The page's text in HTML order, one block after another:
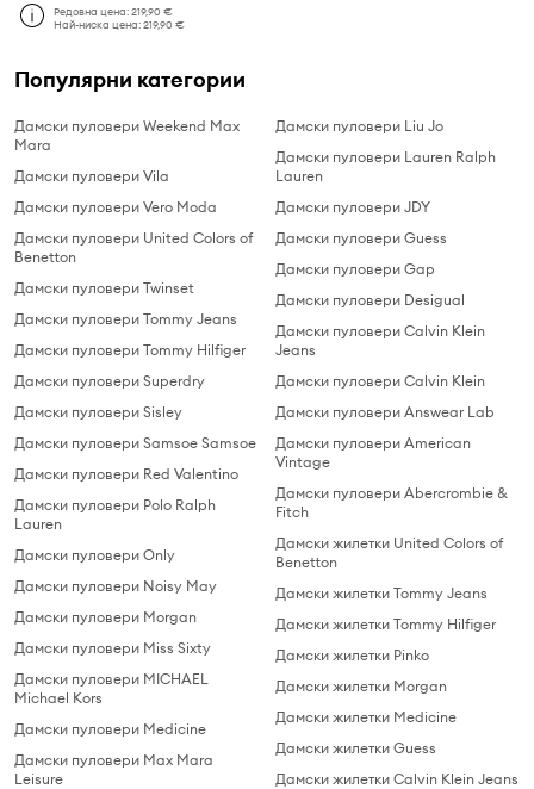
Редовна цена:219,90 €
Най-ниска цена:219,90 €
Популярни категории
Дамски пуловери Weekend Max
Mara
Дамски пуловери Vila
Дамски пуловери Vero Moda
Дамски пуловери United Colors of
Benetton
Дамски пуловери Twinset
Дамски пуловери Tommy Jeans
Дамски пуловери Tommy Hilfiger
Дамски пуловери Superdry
Дамски пуловери Sisley
Дамски пуловери Samsoe Samsoe
Дамски пуловери Red Valentino
Дамски пуловери Polo Ralph
Lauren
Дамски пуловери Only
Дамски пуловери Noisy May
Дамски пуловери Morgan
Дамски пуловери Miss Sixty
Дамски пуловери MICHAEL
Michael Kors
Дамски пуловери Medicine
Дамски пуловери Max Mara
Leisure
Дамски пуловери Liu Jo
Дамски пуловери Lauren Ralph
Lauren
Дамски пуловери JDY
Дамски пуловери Guess
Дамски пуловери Gap
Дамски пуловери Desigual
Дамски пуловери Calvin Klein
Jeans
Дамски пуловери Calvin Klein
Дамски пуловери Answear Lab
Дамски пуловери American
Vintage
Дамски пуловери Abercrombie &
Fitch
Дамски жилетки United Colors of
Benetton
Дамски жилетки Tommy Jeans
Дамски жилетки Tommy Hilfiger
Дамски жилетки Pinko
Дамски жилетки Morgan
Дамски жилетки Medicine
Дамски жилетки Guess
Дамски жилетки Calvin Klein Jeans